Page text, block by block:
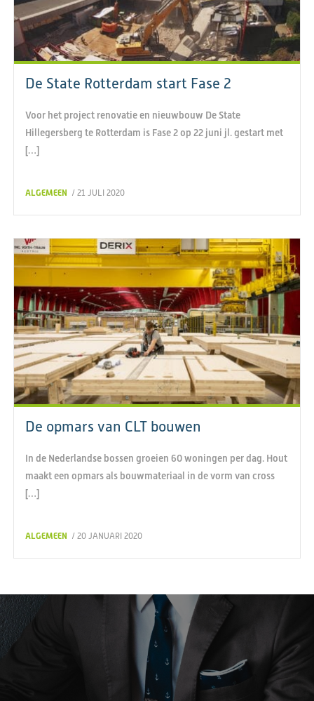
De State Rotterdam start Fase 2
Voor het project renovatie en nieuwbouw De State
Hillegersberg te Rotterdam is Fase 2 op 22 juni jl. gestart met
[…]
ALGEMEEN / 21 JULI 2020
De opmars van CLT bouwen
In de Nederlandse bossen groeien 60 woningen per dag. Hout
maakt een opmars als bouwmateriaal in de vorm van cross
[…]
ALGEMEEN / 20 JANUARI 2020